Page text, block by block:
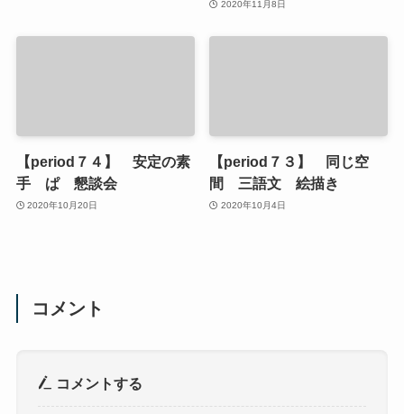
2020年11月8日
【period７４】 安定の素
手 ぱ 懇談会
2020年10月20日
【period７３】 同じ空
間 三語文 絵描き
2020年10月4日
コメント
コメントする